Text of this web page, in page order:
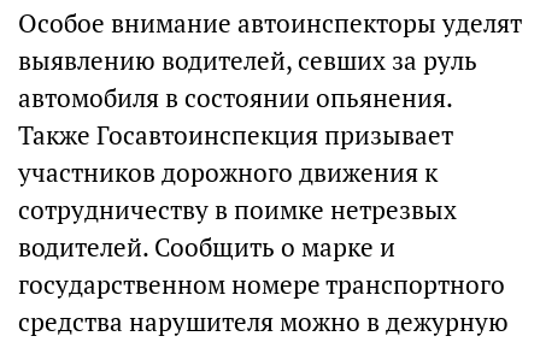
Особое внимание автоинспекторы уделят
выявлению водителей, севших за руль
автомобиля в состоянии опьянения.
Также Госавтоинспекция призывает
участников дорожного движения к
сотрудничеству в поимке нетрезвых
водителей. Сообщить о марке и
государственном номере транспортного
средства нарушителя можно в дежурную